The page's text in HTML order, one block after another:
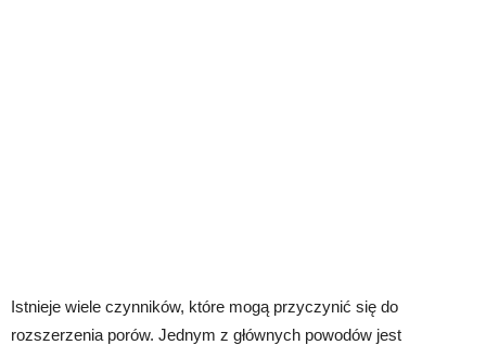
Istnieje wiele czynników, które mogą przyczynić się do
rozszerzenia porów. Jednym z głównych powodów jest